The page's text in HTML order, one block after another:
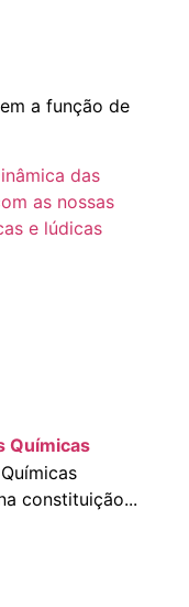
a função de
Químicas
constituição...